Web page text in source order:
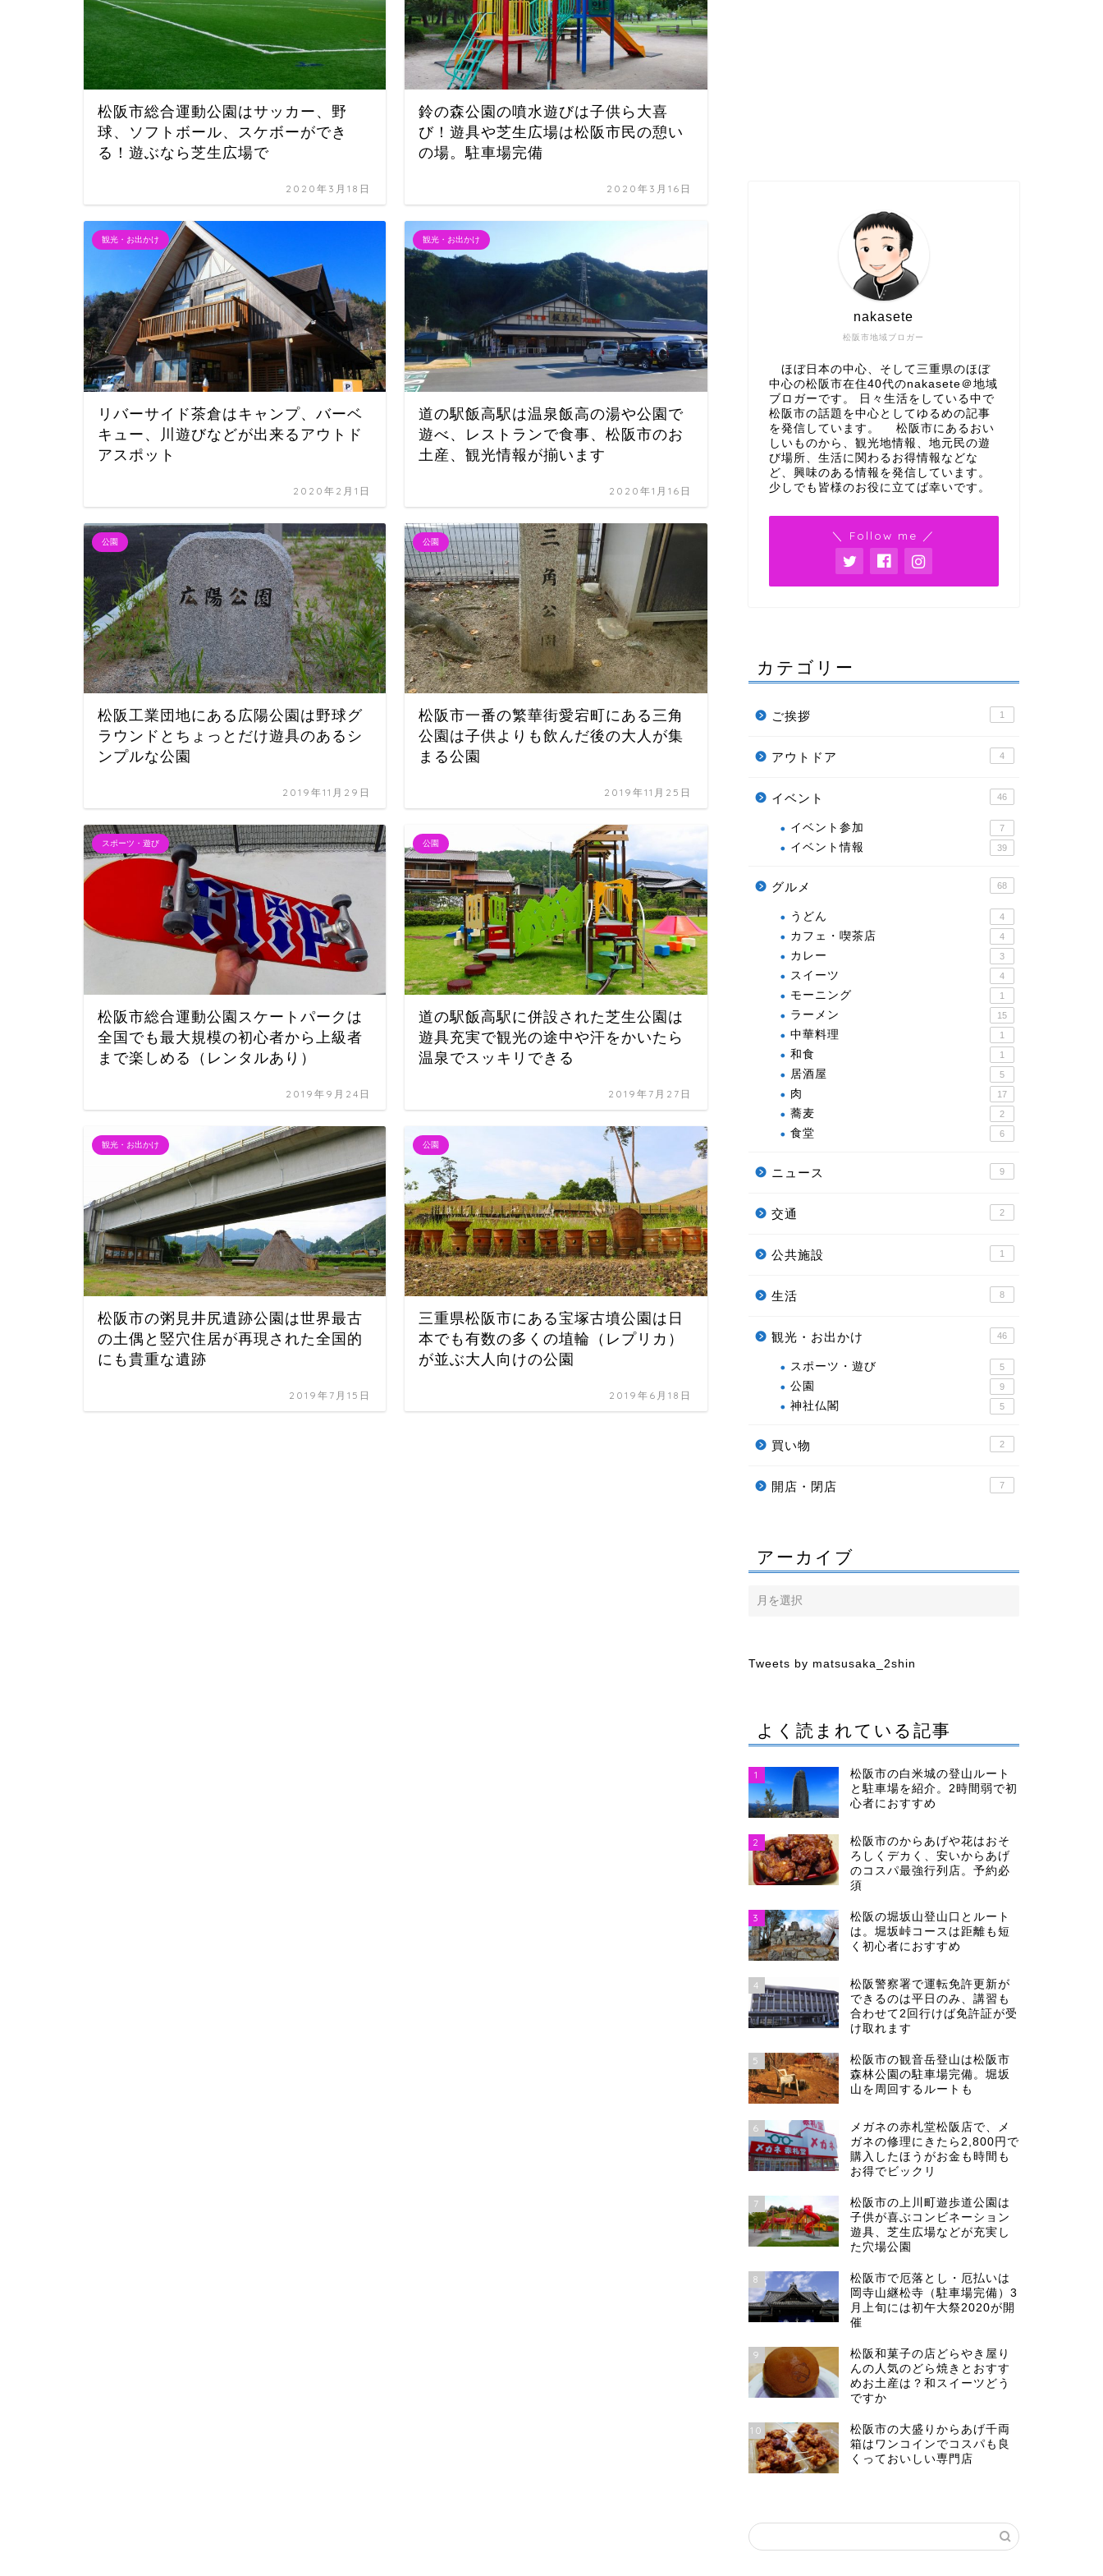
松阪市総合運動公園はサッカー、野
球、ソフトボール、スケボーができ
る！遊ぶなら芝生広場で
2020年3月18日
鈴の森公園の噴水遊びは子供ら大喜
び！遊具や芝生広場は松阪市民の憩い
の場。駐車場完備
2020年3月16日
観光・お出かけ
リバーサイド茶倉はキャンプ、バーベ
キュー、川遊びなどが出来るアウトド
アスポット
2020年2月1日
観光・お出かけ
道の駅飯高駅は温泉飯高の湯や公園で
遊べ、レストランで食事、松阪市のお
土産、観光情報が揃います
2020年1月16日
公園
松阪工業団地にある広陽公園は野球グ
ラウンドとちょっとだけ遊具のあるシ
ンプルな公園
2019年11月29日
公園
松阪市一番の繁華街愛宕町にある三角
公園は子供よりも飲んだ後の大人が集
まる公園
2019年11月25日
スポーツ・遊び
松阪市総合運動公園スケートパークは
全国でも最大規模の初心者から上級者
まで楽しめる（レンタルあり）
2019年9月24日
公園
道の駅飯高駅に併設された芝生公園は
遊具充実で観光の途中や汗をかいたら
温泉でスッキリできる
2019年7月27日
観光・お出かけ
松阪市の粥見井尻遺跡公園は世界最古
の土偶と竪穴住居が再現された全国的
にも貴重な遺跡
2019年7月15日
公園
三重県松阪市にある宝塚古墳公園は日
本でも有数の多くの埴輪（レプリカ）
が並ぶ大人向けの公園
2019年6月18日
松阪市地域ブロガー
nakasete
ほぼ日本の中心、そして三重県のほぼ
中心の松阪市在住40代のnakasete＠地域
ブロガーです。 日々生活をしている中で
松阪市の話題を中心としてゆるめの記事
を発信しています。 松阪市にあるおい
しいものから、観光地情報、地元民の遊
び場所、生活に関わるお得情報などな
ど、興味のある情報を発信しています。
少しでも皆様のお役に立てば幸いです。
＼ Follow me ／
カテゴリー
ご挨拶 1
アウトドア 4
イベント 46
イベント参加 7
イベント情報 39
グルメ 68
うどん 4
カフェ・喫茶店 4
カレー 3
スイーツ 4
モーニング 1
ラーメン 15
中華料理 1
和食 1
居酒屋 5
肉 17
蕎麦 2
食堂 6
ニュース 9
交通 2
公共施設 1
生活 8
観光・お出かけ 46
スポーツ・遊び 5
公園 9
神社仏閣 5
買い物 2
開店・閉店 7
アーカイブ
Tweets by matsusaka_2shin
よく読まれている記事
1
松阪市の白米城の登山ルート
と駐車場を紹介。2時間弱で初
心者におすすめ
2
松阪市のからあげや花はおそ
ろしくデカく、安いからあげ
のコスパ最強行列店。予約必
須
3
松阪の堀坂山登山口とルート
は。堀坂峠コースは距離も短
く初心者におすすめ
4
松阪警察署で運転免許更新が
できるのは平日のみ、講習も
合わせて2回行けば免許証が受
け取れます
5
松阪市の観音岳登山は松阪市
森林公園の駐車場完備。堀坂
山を周回するルートも
6
メガネの赤札堂松阪店で、メ
ガネの修理にきたら2,800円で
購入したほうがお金も時間も
お得でビックリ
7
松阪市の上川町遊歩道公園は
子供が喜ぶコンビネーション
遊具、芝生広場などが充実し
た穴場公園
8
松阪市で厄落とし・厄払いは
岡寺山継松寺（駐車場完備）3
月上旬には初午大祭2020が開
催
9
松阪和菓子の店どらやき屋り
んの人気のどら焼きとおすす
めお土産は？和スイーツどう
ですか
10
松阪市の大盛りからあげ千両
箱はワンコインでコスパも良
くっておいしい専門店